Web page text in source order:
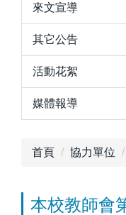
來文宣導
其它公告
活動花絮
媒體報導
首頁 協力單位
本校教師會